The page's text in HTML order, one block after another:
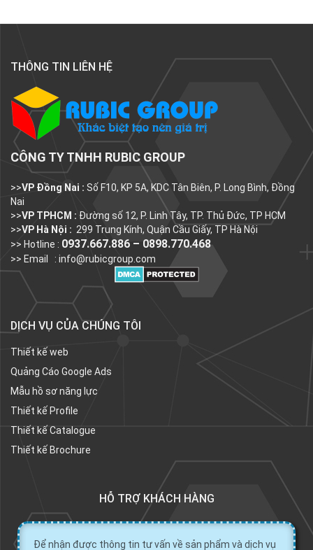
THÔNG TIN LIÊN HỆ
CÔNG TY TNHH RUBIC GROUP
>>VP Đồng Nai : Số F10, KP 5A, KDC Tân Biên, P. Long Bình, Đồng
Nai
>>VP TPHCM : Đường số 12, P. Linh Tây, TP. Thủ Đức, TP HCM
>>VP Hà Nội : 299 Trung Kính, Quận Cầu Giấy, TP Hà Nội
>> Hotline : 0937.667.886 – 0898.770.468
>> Email : info@rubicgroup.com
DỊCH VỤ CỦA CHÚNG TÔI
Thiết kế web
Quảng Cáo Google Ads
Mẫu hồ sơ năng lực
Thiết kế Profile
Thiết kế Catalogue
Thiết kế Brochure
HỖ TRỢ KHÁCH HÀNG
Để nhận được thông tin tư vấn về sản phẩm và dịch vụ